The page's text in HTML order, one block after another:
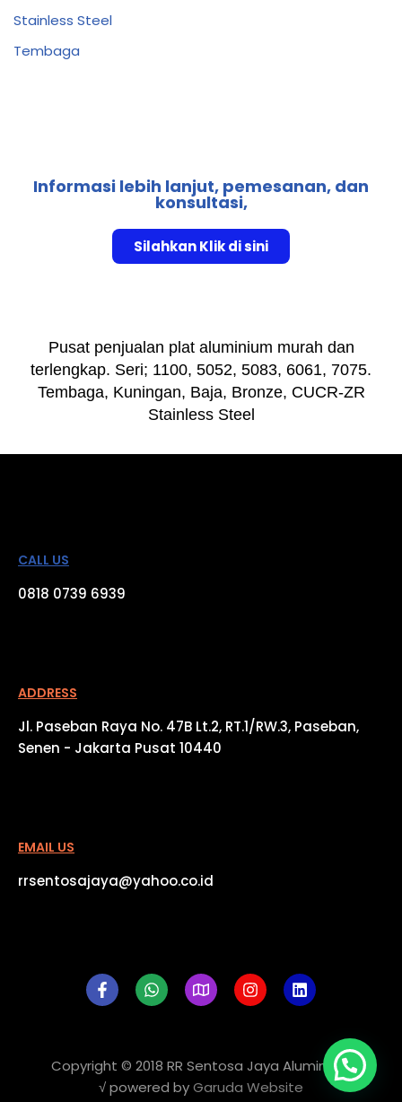
Stainless Steel
Tembaga
Informasi lebih lanjut, pemesanan, dan
konsultasi,
Silahkan Klik di sini
Pusat penjualan plat aluminium murah dan
terlengkap. Seri; 1100, 5052, 5083, 6061, 7075.
Tembaga, Kuningan, Baja, Bronze, CUCR-ZR
Stainless Steel
CALL US
0818 0739 6939
ADDRESS​
Jl. Paseban Raya No. 47B Lt.2, RT.1/RW.3, Paseban,
Senen - Jakarta Pusat 10440
EMAIL US
rrsentosajaya@yahoo.co.id
Copyright © 2018 RR Sentosa Jaya Aluminium
√ powered byGaruda Website